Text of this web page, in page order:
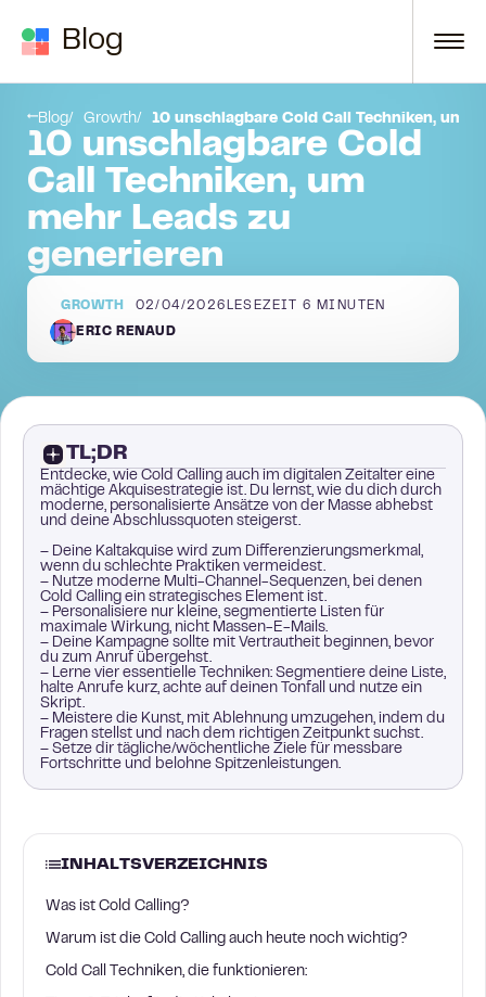
Blog
Blog Growth 10 unschlagbare Cold Call Techniken, um
10 unschlagbare Cold
Call Techniken, um
mehr Leads zu
generieren
GROWTH 02/04/2026 LESEZEIT6 MINUTEN
ERIC RENAUD
TL;DR
Entdecke, wie Cold Calling auch im digitalen Zeitalter eine
mächtige Akquisestrategie ist. Du lernst, wie du dich durch
moderne, personalisierte Ansätze von der Masse abhebst
und deine Abschlussquoten steigerst.
– Deine Kaltakquise wird zum Differenzierungsmerkmal,
wenn du schlechte Praktiken vermeidest.
– Nutze moderne Multi-Channel-Sequenzen, bei denen
Cold Calling ein strategisches Element ist.
– Personalisiere nur kleine, segmentierte Listen für
maximale Wirkung, nicht Massen-E-Mails.
– Deine Kampagne sollte mit Vertrautheit beginnen, bevor
du zum Anruf übergehst.
– Lerne vier essentielle Techniken: Segmentiere deine Liste,
halte Anrufe kurz, achte auf deinen Tonfall und nutze ein
Skript.
– Meistere die Kunst, mit Ablehnung umzugehen, indem du
Fragen stellst und nach dem richtigen Zeitpunkt suchst.
– Setze dir tägliche/wöchentliche Ziele für messbare
Fortschritte und belohne Spitzenleistungen.
INHALTSVERZEICHNIS
Was ist Cold Calling?
Warum ist die Cold Calling auch heute noch wichtig?
Cold Call Techniken, die funktionieren: